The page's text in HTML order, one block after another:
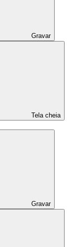
Gravar
Tela cheia
Gravar